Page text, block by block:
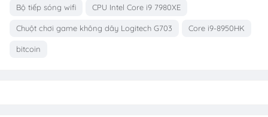
Bộ tiếp sóng wifi CPU Intel Core i9 7980XE
Chuột chơi game không dây Logitech G703 Core i9-8950HK
bitcoin